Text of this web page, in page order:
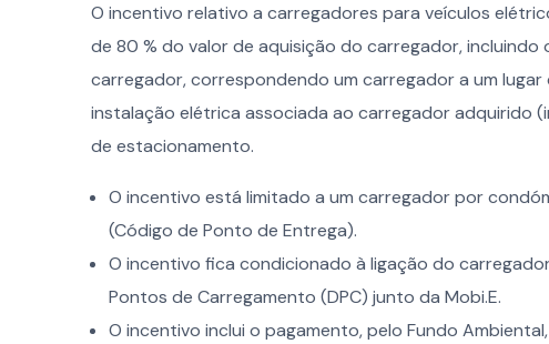
O incentivo relativo a carregadores para veículos
de 80 % do valor de aquisição do carregador,
carregador, correspondendo um carregador a um
instalação elétrica associada ao carregador adquirido
de estacionamento.
O incentivo está limitado a um carregador por
(Código de Ponto de Entrega).
O incentivo fica condicionado à ligação do
Pontos de Carregamento (DPC) junto da Mobi.E.
O incentivo inclui o pagamento, pelo Fundo